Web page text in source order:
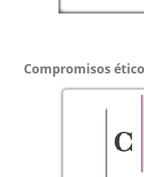
Compromisos